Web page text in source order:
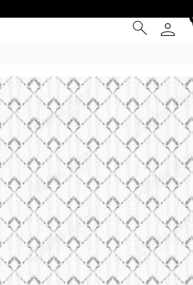
/ TRAMADOS / Tramado 41
41
68.990POR M² (IVA INCLUIDO)
sin Interés con Tarjeta de Crédito
por Transferencia
Plazo de Entrega **
instrucciones de instalación
ilustrativas: el patrón se repite cada 1m y se
alto de tu pared (por ej. la foto 2 simula una
respecto de los impresos pueden diferir
Presupuesta tu pared con el cotizador